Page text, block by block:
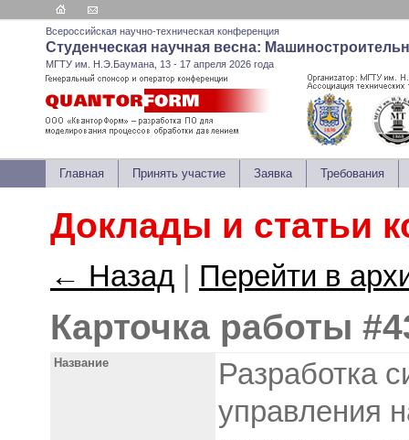
Всероссийская научно-техническая конференция
Студенческая научная весна:
МГТУ им. Н.Э.Баумана, 13 - 17 апреля 2026 года
Главная Принять участие Заявка Требования
Доклады и статьи
← Назад Перейти в
Карточка работы
Название
Разработка
управления